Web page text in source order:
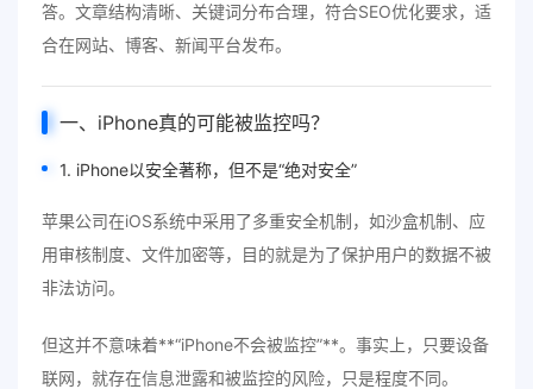
答。文章结构清晰、关键词分布合理，符合SEO优化要求，适
合在网站、博客、新闻平台发布。
一、iPhone真的可能被监控吗？
1. iPhone以安全著称，但不是“绝对安全”
苹果公司在iOS系统中采用了多重安全机制，如沙盒机制、应
用审核制度、文件加密等，目的就是为了保护用户的数据不被
非法访问。
但这并不意味着**“iPhone不会被监控”**。事实上，只要设备
联网，就存在信息泄露和被监控的风险，只是程度不同。